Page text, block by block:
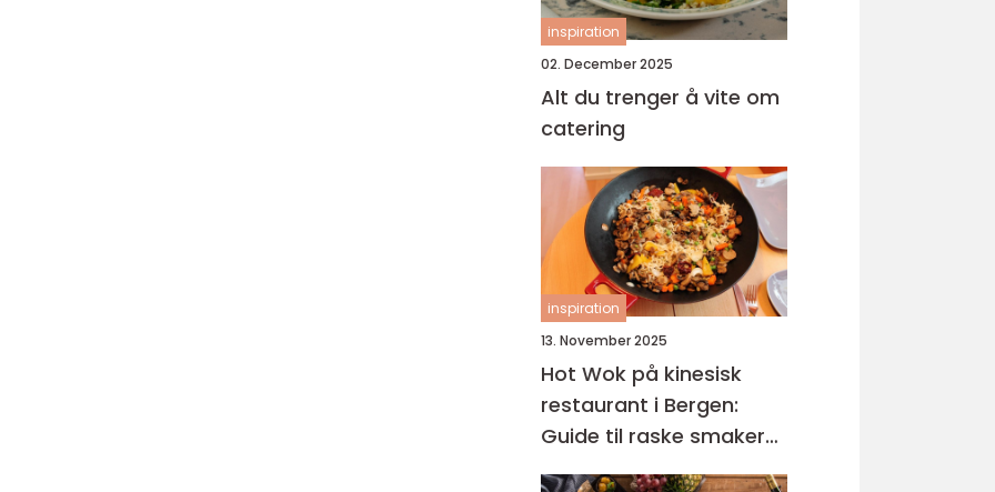
inspiration
02. December 2025
Alt du trenger å vite om
catering
inspiration
13. November 2025
Hot Wok på kinesisk
restaurant i Bergen:
Guide til raske smaker
på Sotra